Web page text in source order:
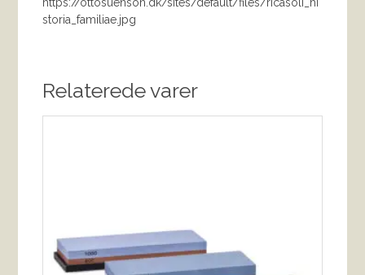
storia_familiae.jpg
Relaterede varer